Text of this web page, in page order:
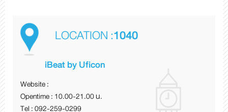
LOCATION :1040
iBeat by Uficon
Website :
Opentime : 10.00-21.00 น.
Tel : 092-259-0299